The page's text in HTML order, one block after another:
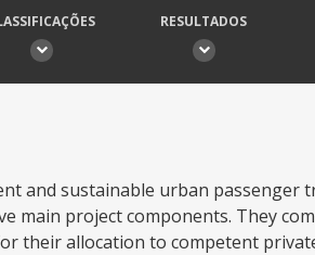
RESULTADOS
and sustainable urban passenger
main project components. They
their allocation to competent